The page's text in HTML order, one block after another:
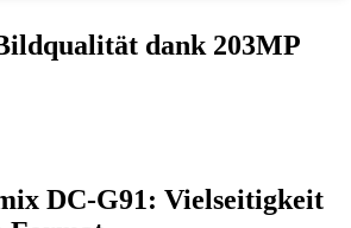
dank 203MP
DC-G91: Vielseitigkeit